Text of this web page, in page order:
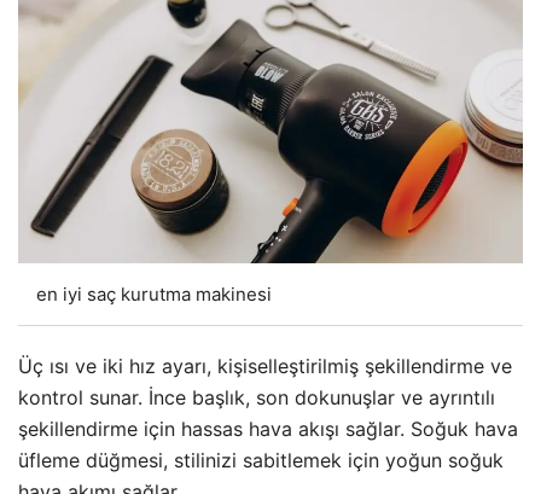
en iyi saç kurutma makinesi
Üç ısı ve iki hız ayarı, kişiselleştirilmiş şekillendirme ve
kontrol sunar. İnce başlık, son dokunuşlar ve ayrıntılı
şekillendirme için hassas hava akışı sağlar. Soğuk hava
üfleme düğmesi, stilinizi sabitlemek için yoğun soğuk